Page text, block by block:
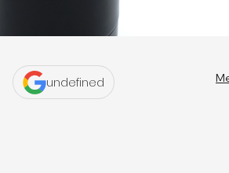
undefined